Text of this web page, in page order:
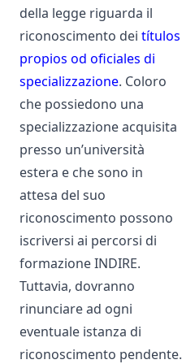
della legge riguarda il
riconoscimento dei títulos
propios od oficiales di
specializzazione. Coloro
che possiedono una
specializzazione acquisita
presso un’università
estera e che sono in
attesa del suo
riconoscimento possono
iscriversi ai percorsi di
formazione INDIRE.
Tuttavia, dovranno
rinunciare ad ogni
eventuale istanza di
riconoscimento pendente.